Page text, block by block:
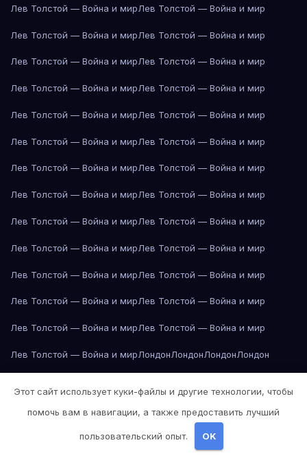
Лев Толстой — Война и мирЛев Толстой — Война и мир
Лев Толстой — Война и мирЛев Толстой — Война и мир
Лев Толстой — Война и мирЛев Толстой — Война и мир
Лев Толстой — Война и мирЛев Толстой — Война и мир
Лев Толстой — Война и мирЛев Толстой — Война и мир
Лев Толстой — Война и мирЛев Толстой — Война и мир
Лев Толстой — Война и мирЛев Толстой — Война и мир
Лев Толстой — Война и мирЛев Толстой — Война и мир
Лев Толстой — Война и мирЛев Толстой — Война и мир
Лев Толстой — Война и мирЛев Толстой — Война и мир
Лев Толстой — Война и мирЛев Толстой — Война и мир
Лев Толстой — Война и мирЛев Толстой — Война и мир
Лев Толстой — Война и мирЛев Толстой — Война и мир
Лев Толстой — Война и мирЛондонЛондонЛондонЛондон
Лос-Анджелес
Лос-АнджелесЛос-АнджелесЛос-Анджелес
Этот сайт использует куки-файлы и другие технологии, чтобы
помочь вам в навигации, а также предоставить лучший
пользовательский опыт. OK